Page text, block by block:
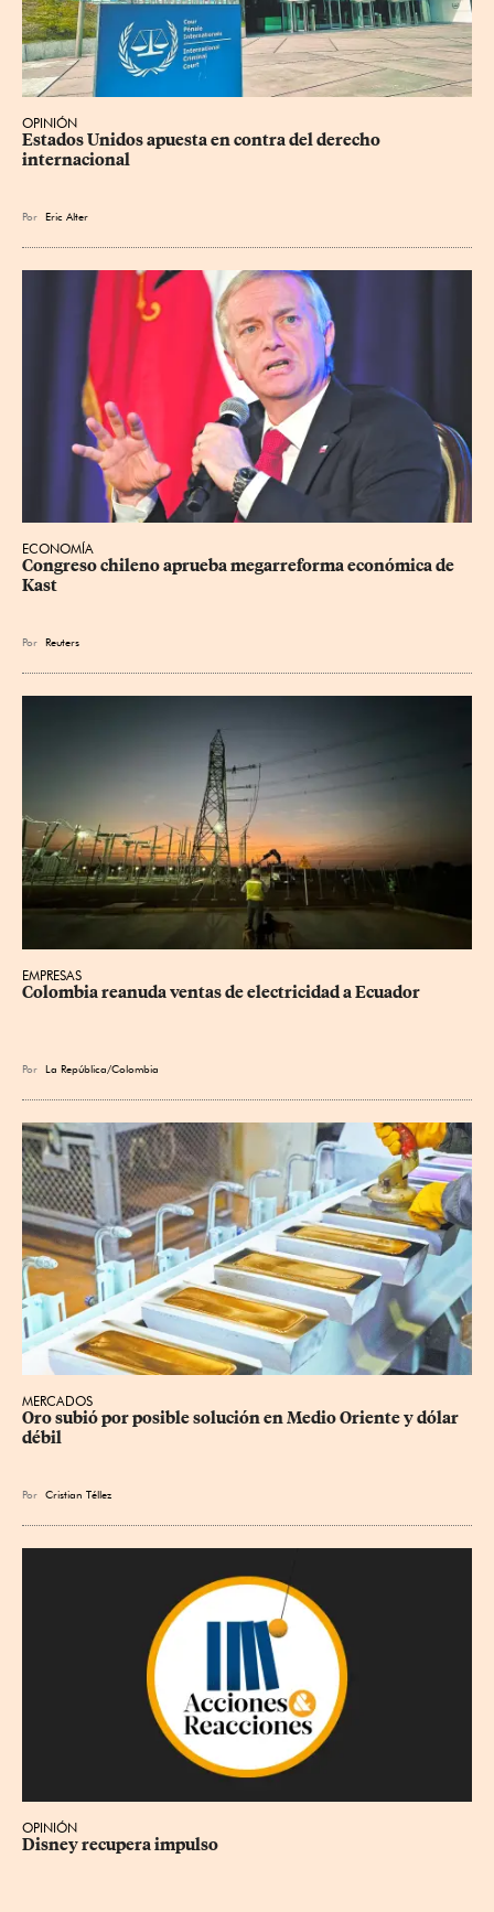
OPINIÓN
Estados Unidos apuesta en contra del derecho
internacional
Por Eric Alter
ECONOMÍA
Congreso chileno aprueba megarreforma económica de
Kast
Por Reuters
EMPRESAS
Colombia reanuda ventas de electricidad a Ecuador
Por La República/Colombia
MERCADOS
Oro subió por posible solución en Medio Oriente y dólar
débil
Por Cristian Téllez
OPINIÓN
Disney recupera impulso